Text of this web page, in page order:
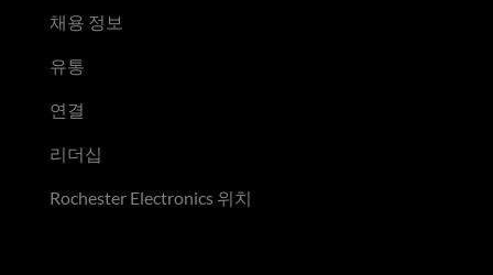
채용 정보
유통
연결
리더십
Rochester Electronics 위치